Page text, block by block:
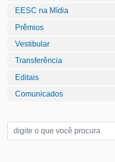
EESC na Mídia
Prêmios
Vestibular
Transferência
Editais
Comunicados